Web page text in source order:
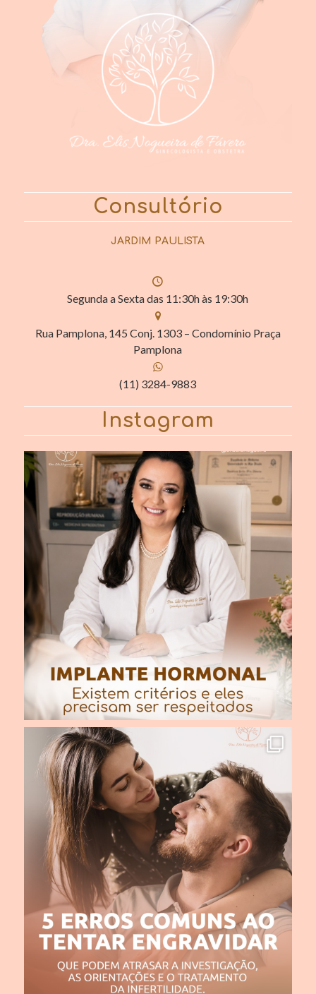
Consultório
JARDIM PAULISTA
Segunda a Sexta das 11:30h às 19:30h
Rua Pamplona, 145 Conj. 1303 – Condomínio Praça
Pamplona
(11) 3284-9883
Instagram